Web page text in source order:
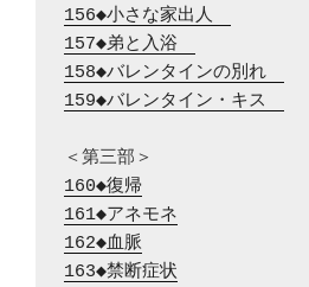
156◆小さな家出人
157◆弟と入浴
158◆バレンタインの別れ
159◆バレンタイン・キス
160◆復帰
161◆アネモネ
162◆血脈
163◆禁断症状